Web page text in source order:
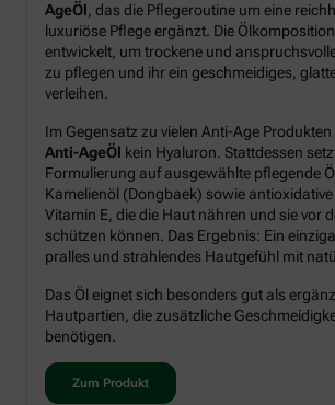
AgeÖl, das die Pflegeroutine um eine
luxuriöse Pflege ergänzt. Die
entwickelt, um trockene und
zu pflegen und ihr ein geschmeidiges,
verleihen.
Im Gegensatz zu vielen Anti-Age
Anti-AgeÖl kein Hyaluron. Stattdessen
Formulierung auf ausgewählte pflegende
Kamelienöl (Dongbaek) sowie
Vitamin E, die die Haut nähren und sie vor
schützen können. Das Ergebnis: Ein
pralles und strahlendes Hautgefühl mit
Das Öl eignet sich besonders gut als
Hautpartien, die zusätzliche
benötigen.
Zum Produkt